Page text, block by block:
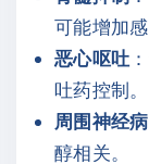
可能增加
恶心呕吐
吐药控制。
周围神经
醇相关。